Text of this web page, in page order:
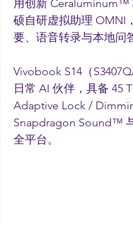
用创新 Ceraluminum™
硕自研虚拟助理 OMNI
要、语音转录与本地问
Vivobook S14（
日常 AI 伙伴，具备 45
Adaptive Lock /
Snapdragon Sound™
全平台。